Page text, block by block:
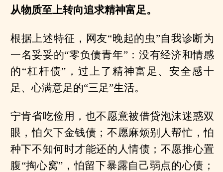
从物质至上转向追求精神富足。
根据上述特征，网友“晚起的虫”自我诊断为
一名妥妥的“零负债青年”：没有经济和情感
的“杠杆债”，过上了精神富足、安全感十
足、心满意足的“三足”生活。
宁肯省吃俭用，也不愿意被借贷泡沫迷惑双
眼，怕欠下金钱债；不愿麻烦别人帮忙，怕
种下不知何时才能还的人情债；不愿推心置
腹“掏心窝”，怕留下暴露自己弱点的心债；